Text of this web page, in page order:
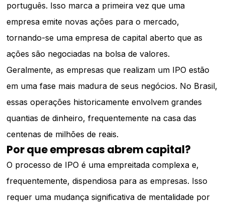
português. Isso marca a primeira vez que uma
empresa emite novas ações para o mercado,
tornando-se uma empresa de capital aberto que as
ações são negociadas na bolsa de valores.
Geralmente, as empresas que realizam um IPO estão
em uma fase mais madura de seus negócios. No Brasil,
essas operações historicamente envolvem grandes
quantias de dinheiro, frequentemente na casa das
centenas de milhões de reais.
Por que empresas abrem capital?
O processo de IPO é uma empreitada complexa e,
frequentemente, dispendiosa para as empresas. Isso
requer uma mudança significativa de mentalidade por